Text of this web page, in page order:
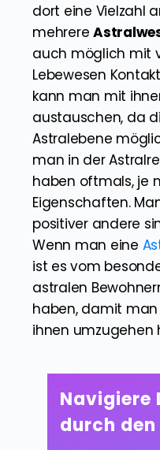
dort eine Vielzahl
mehrere
auch möglich mit
Lebewesen
kann man mit
austauschen, da
Astralebene
man in der
haben oftmals, je
Eigenschaften.
positiver andere
Wenn man eine
ist es vom
astralen
haben, damit
ihnen umzugehen
Navigiere
durch